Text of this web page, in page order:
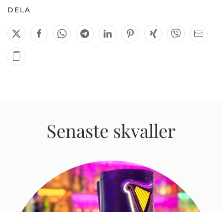
DELA
Senaste skvaller